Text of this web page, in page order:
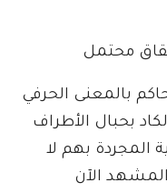
محتمل
بالمعنى الحرفي
بحبال الأطراف
المجردة بهم لا
الآن